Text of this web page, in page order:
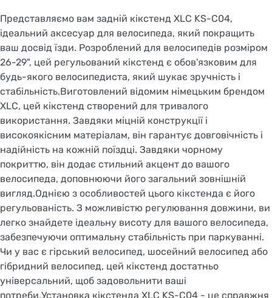
Представляємо вам задній кікстенд XLC KS-C04,
ідеальний аксесуар для велосипеда, який покращить
ваш досвід їзди. Розроблений для велосипедів розміром
26-29", цей регульований кікстенд є обов'язковим для
будь-якого велосипедиста, який шукає зручність і
стабільність.Виготовлений відомим німецьким брендом
XLC, цей кікстенд створений для тривалого
використання. Завдяки міцній конструкції і
високоякісним матеріалам, він гарантує довговічність і
надійність на кожній поїздці. Завдяки чорному
покриттю, він додає стильний акцент до вашого
велосипеда, доповнюючи його загальний зовнішній
вигляд.Однією з особливостей цього кікстенда є його
регульованість. З можливістю регулювання довжини, ви
легко знайдете ідеальну висоту для вашого велосипеда,
забезпечуючи оптимальну стабільність при паркуванні.
Чи у вас є гірський велосипед, шосейний велосипед або
гібридний велосипед, цей кікстенд достатньо
універсальний, щоб задовольнити ваші
потреби.Установка кікстенда XLC KS-C04 - це справжня